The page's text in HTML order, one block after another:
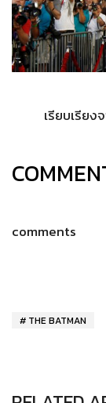
เรียบเรียง
comments
THE BATMAN